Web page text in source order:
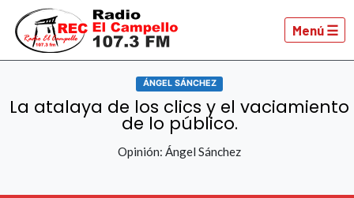
Menú ☰
ÁNGEL SÁNCHEZ
La atalaya de los clics y el vaciamiento
de lo público.
Opinión: Ángel Sánchez